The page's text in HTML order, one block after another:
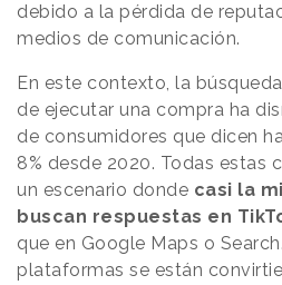
debido a la pérdida de
medios de comunicación.
En este contexto, la
de ejecutar una compra ha
de consumidores que dicen
8% desde 2020. Todas estas
un escenario donde casi la
buscan respuestas en
que en Google Maps o
plataformas se están